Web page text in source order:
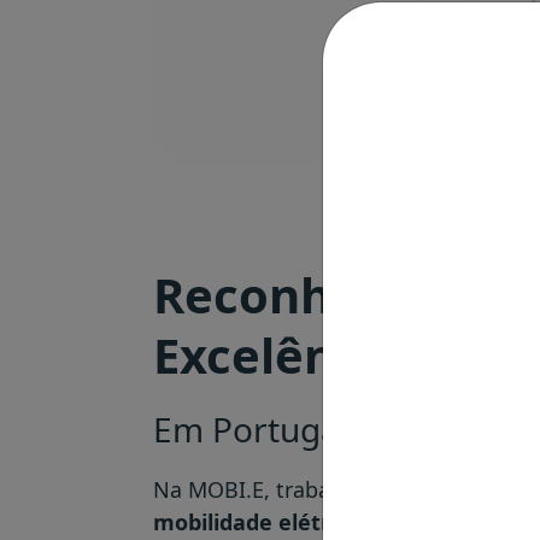
Reconhecimento
Excelência
Em Portugal e além-
Na MOBI.E, trabalhamos todos os
mobilidade elétrica mais simples,